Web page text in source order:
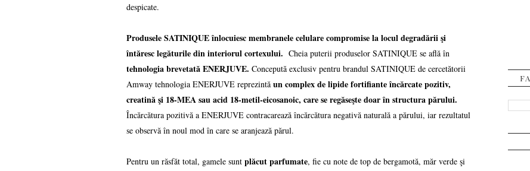
despicate.
Produsele SATINIQUE înlocuiesc membranele celulare compromise la locul degradării şi
întăresc legăturile din interiorul cortexului. Cheia puterii produselor SATINIQUE se află în
tehnologia brevetată ENERJUVE. Concepută exclusiv pentru brandul SATINIQUE de cercetătorii
Amway tehnologia ENERJUVE reprezintă un complex de lipide fortifiante încărcate pozitiv,
creatină şi 18-MEA sau acid 18-metil-eicosanoic, care se regăseşte doar în structura părului.
Încărcătura pozitivă a ENERJUVE contracarează încărcătura negativă naturală a părului, iar rezultatul
se observă în noul mod în care se aranjează părul.
Pentru un răsfăt total, gamele sunt plăcut parfumate, fie cu note de top de bergamotă, măr verde şi